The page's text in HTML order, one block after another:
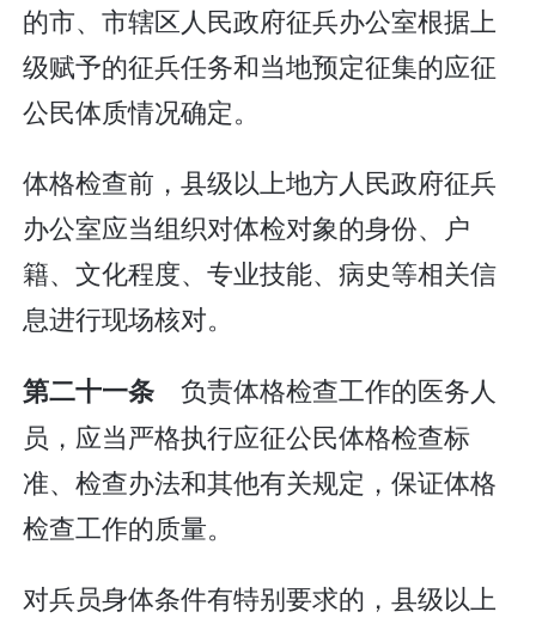
的市、市辖区人民政府征兵办公室根据上
级赋予的征兵任务和当地预定征集的应征
公民体质情况确定。
体格检查前，县级以上地方人民政府征兵
办公室应当组织对体检对象的身份、户
籍、文化程度、专业技能、病史等相关信
息进行现场核对。
第二十一条 负责体格检查工作的医务人
员，应当严格执行应征公民体格检查标
准、检查办法和其他有关规定，保证体格
检查工作的质量。
对兵员身体条件有特别要求的，县级以上